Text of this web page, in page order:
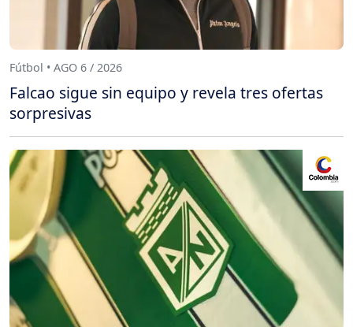
Fútbol • AGO 6 / 2026
Falcao sigue sin equipo y revela tres ofertas
sorpresivas